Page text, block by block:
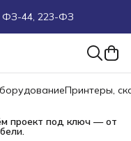
под ТЗ
и под заказ
Принтеры,
проект под ключ — от